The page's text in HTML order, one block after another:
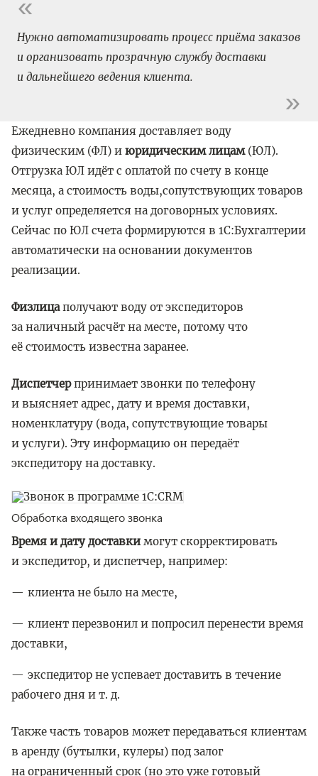
Нужно автоматизировать процесс приёма заказов
и организовать прозрачную службу доставки
и дальнейшего ведения клиента.
Ежедневно компания доставляет воду
физическим (ФЛ) и юридическим лицам(ЮЛ).
Отгрузка ЮЛ идёт с оплатой по счету в конце
месяца, а стоимость воды,сопутствующих товаров
и услуг определяется на договорных условиях.
Сейчас по ЮЛ счета формируются в 1С:Бухгалтерии
автоматически на основании документов
реализации.
Физлицаполучают воду от экспедиторов
за наличный расчёт на месте, потому что
её стоимость известна заранее.
Диспетчерпринимает звонки по телефону
и выясняет адрес, дату и время доставки,
номенклатуру (вода, сопутствующие товары
и услуги). Эту информацию он передаёт
экспедитору на доставку.
Обработка входящего звонка
Время и дату доставки могут скорректировать
и экспедитор, и диспетчер, например:
клиента не было на месте,
клиент перезвонил и попросил перенести время
доставки,
экспедитор не успевает доставить в течение
рабочего дня и т. д.
Также часть товаров может передаваться клиентам
в аренду (бутылки, кулеры) под залог
на ограниченный срок (но это уже готовый